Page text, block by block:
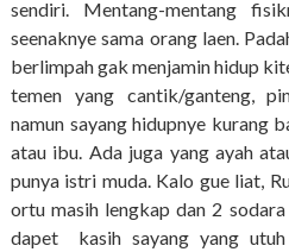
sendiri. Mentang-mentang
seenaknye sama orang laen.
berlimpah gak menjamin hidup
temen yang cantik/ganteng,
namun sayang hidupnye kurang
atau ibu. Ada juga yang ayah
punya istri muda. Kalo gue liat,
ortu masih lengkap dan 2
dapet kasih sayang yang utuh